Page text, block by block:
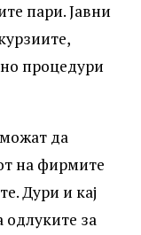
пари. Јавни
процедури
да
на фирмите
Дури и кај
одлуките за